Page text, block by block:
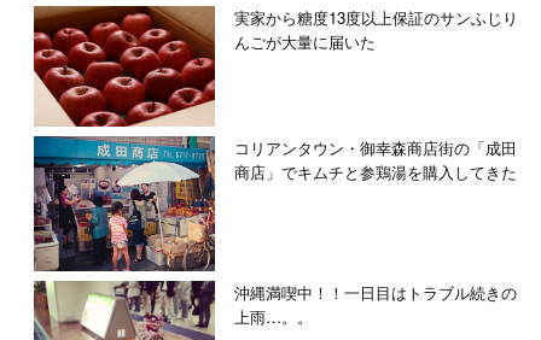
実家から糖度13度以上保証のサンふじり
んごが大量に届いた
コリアンタウン・御幸森商店街の「成田
商店」でキムチと参鶏湯を購入してきた
沖縄満喫中！！一日目はトラブル続きの
上雨…。。